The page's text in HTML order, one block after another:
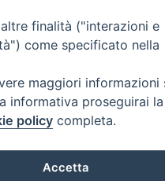
sulla privacy - Note
finalità ("interazioni e
come specificato nella
maggiori informazioni
informativa proseguirai la
policy completa.
Accetta